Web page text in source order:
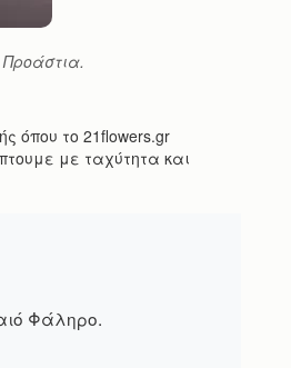
όπου το 21flowers.gr
με ταχύτητα και
Φάληρο.